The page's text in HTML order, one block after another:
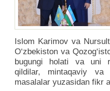
Islom Karimov va
O‘zbekiston va
bugungi holati va uni
qildilar, mintaqaviy va
masalalar yuzasidan fikr